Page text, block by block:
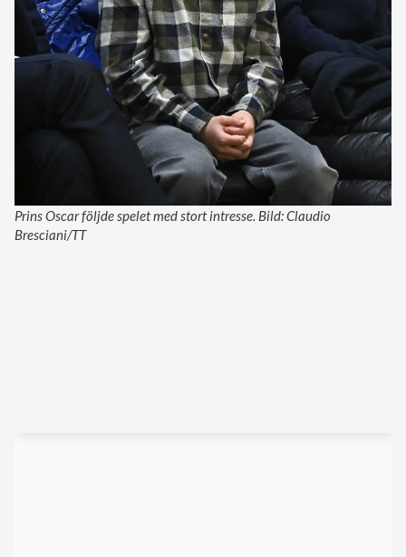
Prins Oscar följde spelet med stort intresse. Bild: Claudio
Bresciani/TT